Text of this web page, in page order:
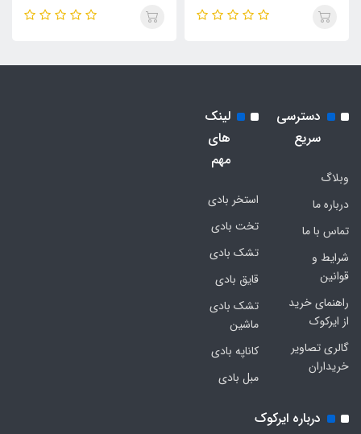
دسترسی
سریع
وبلاگ
درباره ما
تماس با ما
شرایط و
قوانین
راهنمای خرید
از ایرکوک
گالری تصاویر
خریداران
لینک
های
مهم
استخر بادی
تخت بادی
تشک بادی
قایق بادی
تشک بادی
ماشین
کاناپه بادی
مبل بادی
درباره ایرکوک